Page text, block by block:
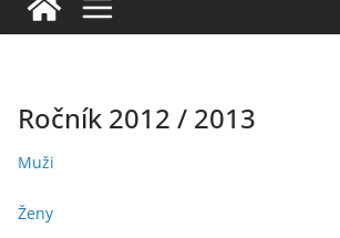
Ročník 2012 / 2013
Muži
Ženy